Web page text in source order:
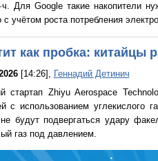
Для Google такие накопители
с учётом роста потребления
как пробка: китайцы
[14:26],
Геннадий Детинич
стартап Zhiyu Aerospace
с использованием углекислого
будут подвергаться удару
газ под давлением.